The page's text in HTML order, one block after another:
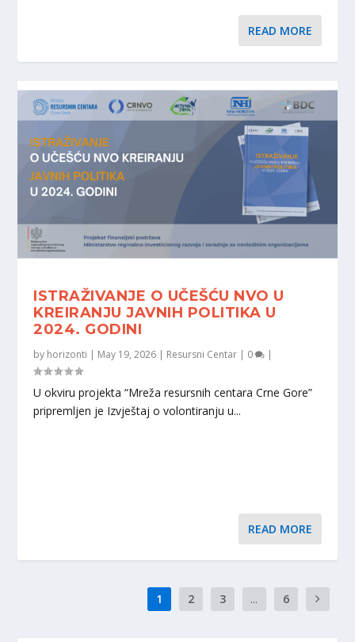
READ MORE
ISTRAŽIVANJE O UČEŠĆU NVO U
KREIRANJU JAVNIH POLITIKA U
2024. GODINI
by horizonti | May 19, 2026 | Resursni Centar | 0 |
U okviru projekta “Mreža resursnih centara Crne Gore”
pripremljen je Izvještaj o volontiranju u...
READ MORE
1 2 3 ... 6